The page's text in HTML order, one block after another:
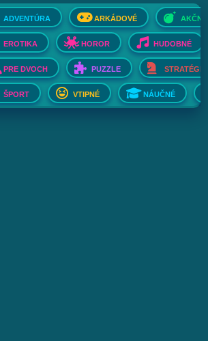
ADVENTÚRA ARKÁDOVÉ AKČNÉ
EROTIKA HOROR HUDOBNÉ
PRE DVOCH PUZZLE STRATÉGIE
ŠPORT VTIPNÉ NÁUČNÉ